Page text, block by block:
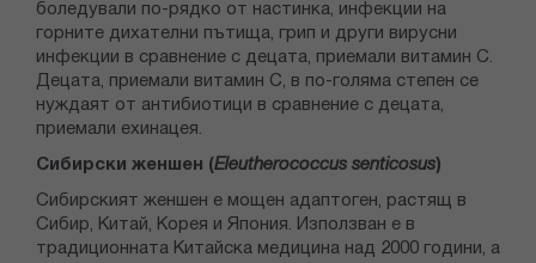
боледували по-рядко от настинка, инфекции на
горните дихателни пътища, грип и други вирусни
инфекции в сравнение с децата, приемали витамин С.
Децата, приемали витамин С, в по-голяма степен се
нуждаят от антибиотици в сравнение с децата,
приемали ехинацея.
Сибирски женшен (Eleutherococcus senticosus)
Сибирският женшен е мощен адаптоген, растящ в
Сибир, Китай, Корея и Япония. Използван е в
традиционната Китайска медицина над 2000 години, а